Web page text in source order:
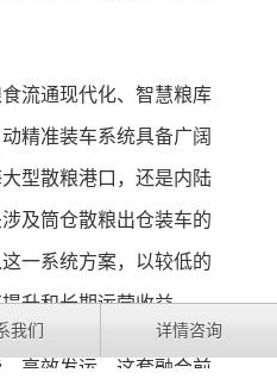
流通现代化、智慧粮库
精准装车系统具备广阔
型散粮港口，还是内陆
及筒仓散粮出仓装车的
一系统方案，以较低的
升和长期运营收益。
高效发运。这套融合前
我们 详情咨询